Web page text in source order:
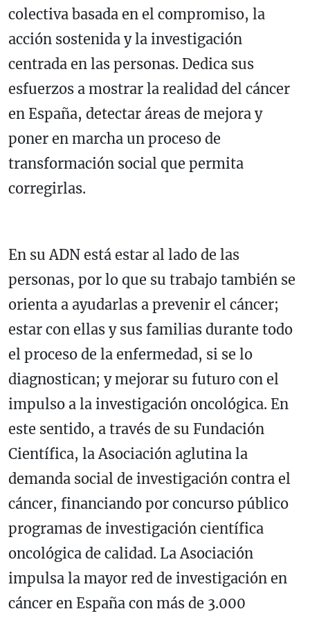
colectiva basada en el compromiso, la
acción sostenida y la investigación
centrada en las personas. Dedica sus
esfuerzos a mostrar la realidad del cáncer
en España, detectar áreas de mejora y
poner en marcha un proceso de
transformación social que permita
corregirlas.
En su ADN está estar al lado de las
personas, por lo que su trabajo también se
orienta a ayudarlas a prevenir el cáncer;
estar con ellas y sus familias durante todo
el proceso de la enfermedad, si se lo
diagnostican; y mejorar su futuro con el
impulso a la investigación oncológica. En
este sentido, a través de su Fundación
Científica, la Asociación aglutina la
demanda social de investigación contra el
cáncer, financiando por concurso público
programas de investigación científica
oncológica de calidad. La Asociación
impulsa la mayor red de investigación en
cáncer en España con más de 3.000